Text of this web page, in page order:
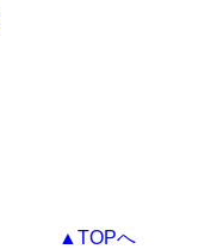
▲TOPへ